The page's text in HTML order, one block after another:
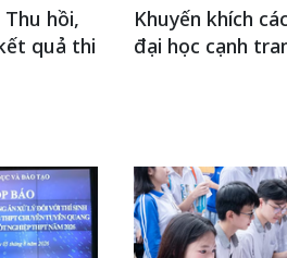
Thu hồi,
quả thi
Khuyến khích
đại học cạnh